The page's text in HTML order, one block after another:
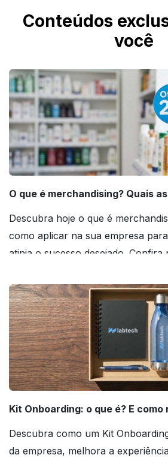
Conteúdos
você
O que é merchandising? Quais
Descubra hoje o que é
como aplicar na sua empresa
atinja o sucesso desejado. Confira
Kit Onboarding: o que é? E como
Descubra como um Kit
da empresa, melhora a